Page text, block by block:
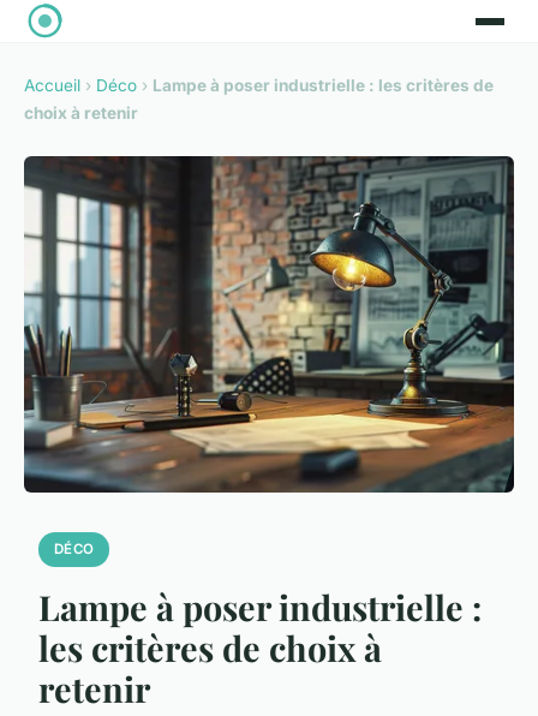
Accueil › Déco › Lampe à poser industrielle : les critères de
choix à retenir
DÉCO
Lampe à poser industrielle :
les critères de choix à
retenir